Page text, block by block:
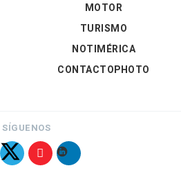
MOTOR
TURISMO
NOTIMÉRICA
CONTACTOPHOTO
SÍGUENOS